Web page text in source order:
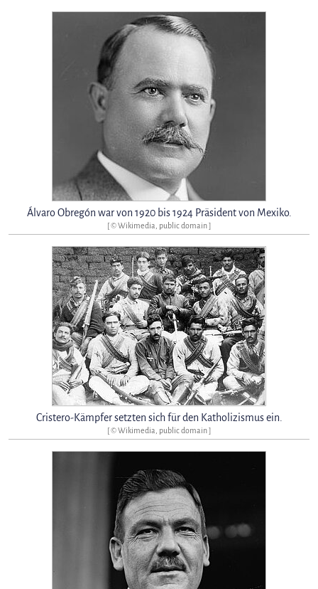
Álvaro Obregón war von 1920 bis 1924 Präsident von Mexiko.
[ © Wikimedia, public domain ]
Cristero-Kämpfer setzten sich für den Katholizismus ein.
[ © Wikimedia, public domain ]